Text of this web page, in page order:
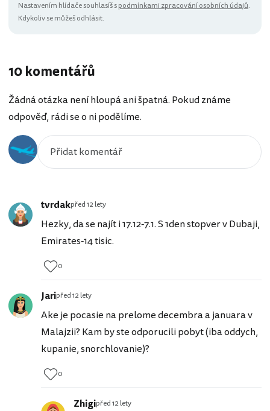
Nastavením hlídače souhlasíš spodmínkami zpracování osobních údajů.
Kdykoliv se můžeš odhlásit.
10 komentářů
Žádná otázka není hloupá ani špatná. Pokud známe
odpověď, rádi se o ni podělíme.
tvrdakpřed 12 lety
Hezky, da se najít i 17.12-7.1. S 1den stopver v Dubaji,
Emirates-14 tisic.
0
Jaripřed 12 lety
Ake je pocasie na prelome decembra a januara v
Malajzii? Kam by ste odporucili pobyt (iba oddych,
kupanie, snorchlovanie)?
0
Zhigipřed 12 lety